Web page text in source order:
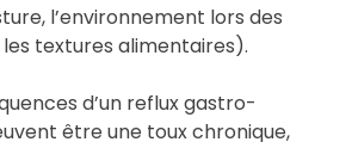
l’environnement lors des
les textures alimentaires).
d’un reflux gastro-
être une toux chronique,